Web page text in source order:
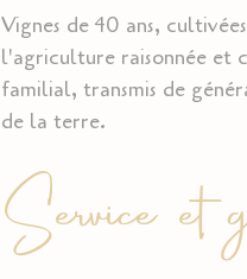
Vignes de 40 ans,
l'agriculture raisonnée et
familial, transmis de
de la terre.
Service et